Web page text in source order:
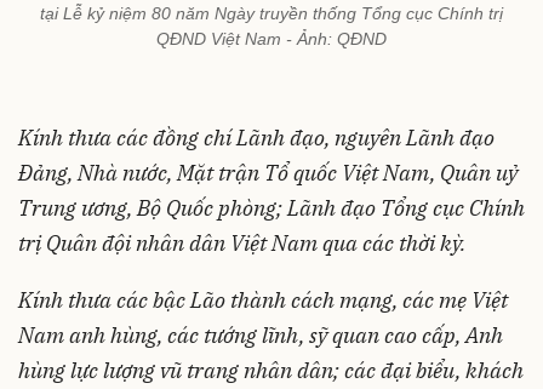
tại Lễ kỷ niệm 80 năm Ngày truyền thống Tổng cục Chính trị
QĐND Việt Nam - Ảnh: QĐND
Kính thưa các đồng chí Lãnh đạo, nguyên Lãnh đạo
Đảng, Nhà nước, Mặt trận Tổ quốc Việt Nam, Quân uỷ
Trung ương, Bộ Quốc phòng; Lãnh đạo Tổng cục Chính
trị Quân đội nhân dân Việt Nam qua các thời kỳ.
Kính thưa các bậc Lão thành cách mạng, các mẹ Việt
Nam anh hùng, các tướng lĩnh, sỹ quan cao cấp, Anh
hùng lực lượng vũ trang nhân dân; các đại biểu, khách